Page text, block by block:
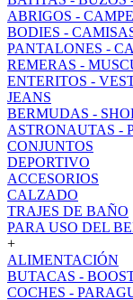
ABRIGOS -
BODIES -
PANTALONES -
REMERAS -
ENTERITOS -
JEANS
BERMUDAS -
ASTRONAUTAS -
CONJUNTOS
DEPORTIVO
ACCESORIOS
CALZADO
TRAJES DE BAÑO
PARA USO DEL
+
ALIMENTACIÓN
BUTACAS -
COCHES -